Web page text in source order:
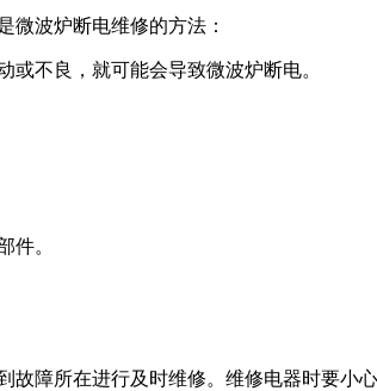
微波炉断电维修的方法：
不良，就可能会导致微波炉断电。
件。
障所在进行及时维修。维修电器时要小